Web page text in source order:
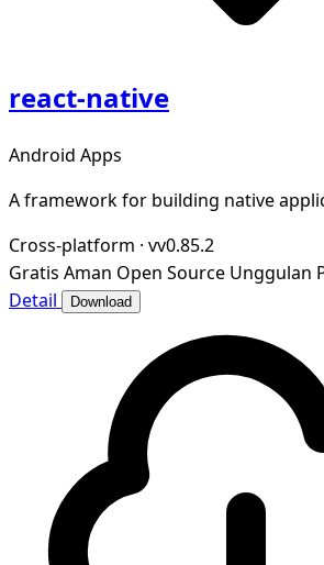
react-native
Android Apps
A framework for building native
Cross-platform · vv0.85.2
Gratis Aman Open Source Unggulan
Detail
Download